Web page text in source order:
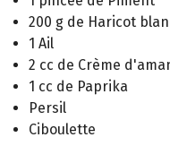
200 g de Haricot
1 Ail
2 cc de Crème
1 cc de Paprika
Persil
Ciboulette